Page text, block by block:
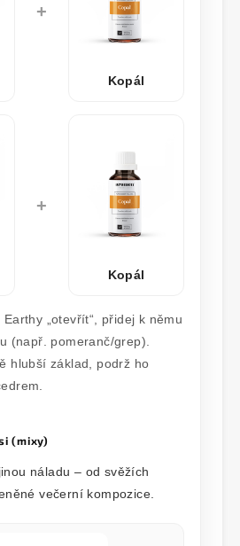
+
Kopál
+
Kopál
„otevřít“, přidej k němu
(např. pomeranč/grep).
hlubší základ, podrž ho
(mixy)
náladu – od svěžích
večerní kompozice.